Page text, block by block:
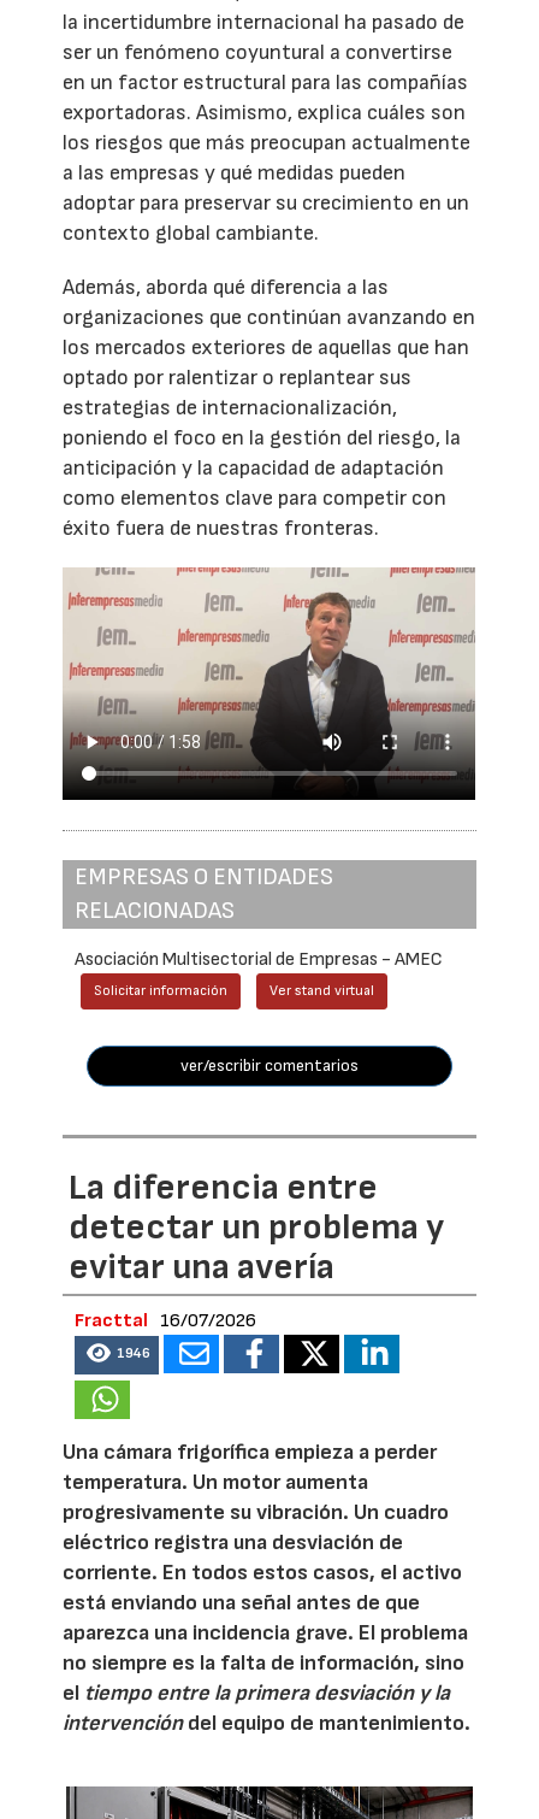
la incertidumbre internacional ha pasado de
ser un fenómeno coyuntural a convertirse
en un factor estructural para las compañías
exportadoras. Asimismo, explica cuáles son
los riesgos que más preocupan actualmente
a las empresas y qué medidas pueden
adoptar para preservar su crecimiento en un
contexto global cambiante.
Además, aborda qué diferencia a las
organizaciones que continúan avanzando en
los mercados exteriores de aquellas que han
optado por ralentizar o replantear sus
estrategias de internacionalización,
poniendo el foco en la gestión del riesgo, la
anticipación y la capacidad de adaptación
como elementos clave para competir con
éxito fuera de nuestras fronteras.
EMPRESAS O ENTIDADES
RELACIONADAS
Asociación Multisectorial de Empresas - AMEC
Solicitar información Ver stand virtual
ver/escribir comentarios
La diferencia entre
detectar un problema y
evitar una avería
Fracttal 16/07/2026
1946
Una cámara frigorífica empieza a perder
temperatura. Un motor aumenta
progresivamente su vibración. Un cuadro
eléctrico registra una desviación de
corriente. En todos estos casos, el activo
está enviando una señal antes de que
aparezca una incidencia grave. El problema
no siempre es la falta de información, sino
el tiempo entre la primera desviación y la
intervencióndel equipo de mantenimiento.